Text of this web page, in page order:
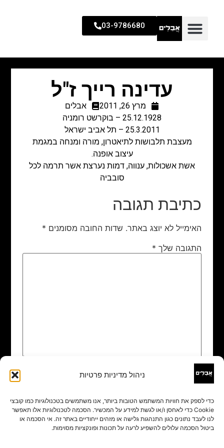
ניהול מדיניות פרטיות
כדי לספק את חוויות המשתמש הטובות ביותר, אנו משתמשים בטכנולוגיות כמו קובצי
Cookie כדי לאחסן ו/או לגשת למידע על המכשיר. הסכמה לטכנולוגיות אלו תאפשר
לנו לעבד נתונים כגון התנהגות גלישה או מזהים ייחודיים באתר זה. אי הסכמה או
ביטול הסכמה עלולים להשפיע לרעה על תכונות ופונקציות מסוימות.
03-9786680
עדינה רייך ז"ל
מרץ 26, 2011
אבלים
25.12.1928 – בוקרשט רומניה
25.3.2011 – תל אביב ישראל
מעצבת תלבושות לתיאטרון, מורה ומנחה במגמת
עיצוב אופנה.
אשת אשכולות, ענווה, דמות נערצת אשר תרמה לכל
סובביה
כתיבת תגובה
האימייל לא יוצג באתר. שדות החובה מסומנים *
התגובה שלך *
שם
אימייל*